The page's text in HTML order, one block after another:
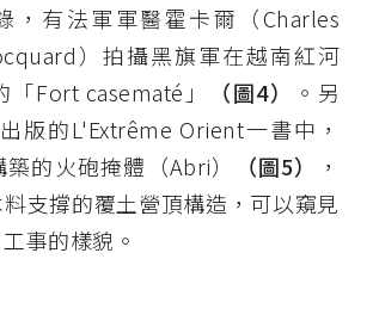
，有法軍軍醫霍卡爾（Charles
）拍攝黑旗軍在越南紅河
Fort casematé」
（圖4）
。另
版的L'Extrême Orient一書中，
的火砲掩體（Abri）
（圖5）
，
支撐的覆土營頂構造，可以窺見
事的樣貌。